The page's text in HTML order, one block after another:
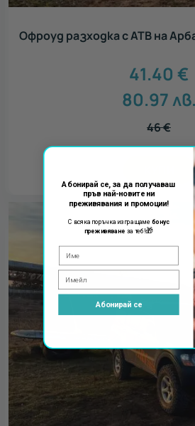
Офроуд разходка с АТВ на
41.40 €
80.97лв.
46€
Абонирай се, за да получаваш
пръв най-новите ни
преживявания и промоции!
С всяка поръчка изпращаме бонус
преживяванеза теб!🎁
Абонирай се